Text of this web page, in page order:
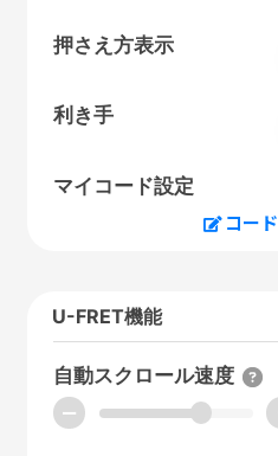
押さえ方表示
利き手
マイコード設定
コー
U-FRET機能
自動スクロール速度
ー